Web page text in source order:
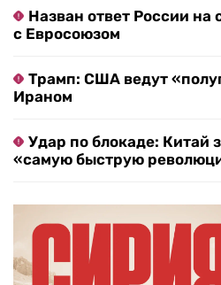
Назван ответ России
с Евросоюзом
Трамп: США ведут
Ираном
Удар по блокаде: Китай
«самую быструю